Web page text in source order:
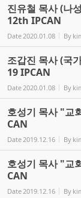
진유철 목사 (나
12th IPCAN
Date2020.01.08 By
조갑진 목사 (국
19 IPCAN
Date2020.01.08 By
호성기 목사 "교
CAN
Date2019.12.16 By
호성기 목사 "교
CAN
Date2019.12.16 By